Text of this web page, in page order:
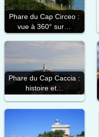
Phare du Cap Circeo :
vue à 360° sur…
Phare du Cap Caccia :
histoire et…